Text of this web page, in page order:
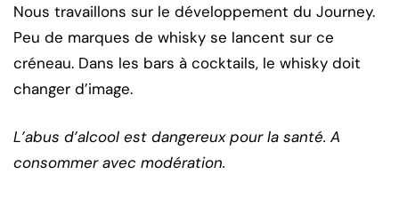
Nous travaillons sur le développement du Journey.
Peu de marques de whisky se lancent sur ce
créneau. Dans les bars à cocktails, le whisky doit
changer d’image.
L’abus d’alcool est dangereux pour la santé. A
consommer avec modération.